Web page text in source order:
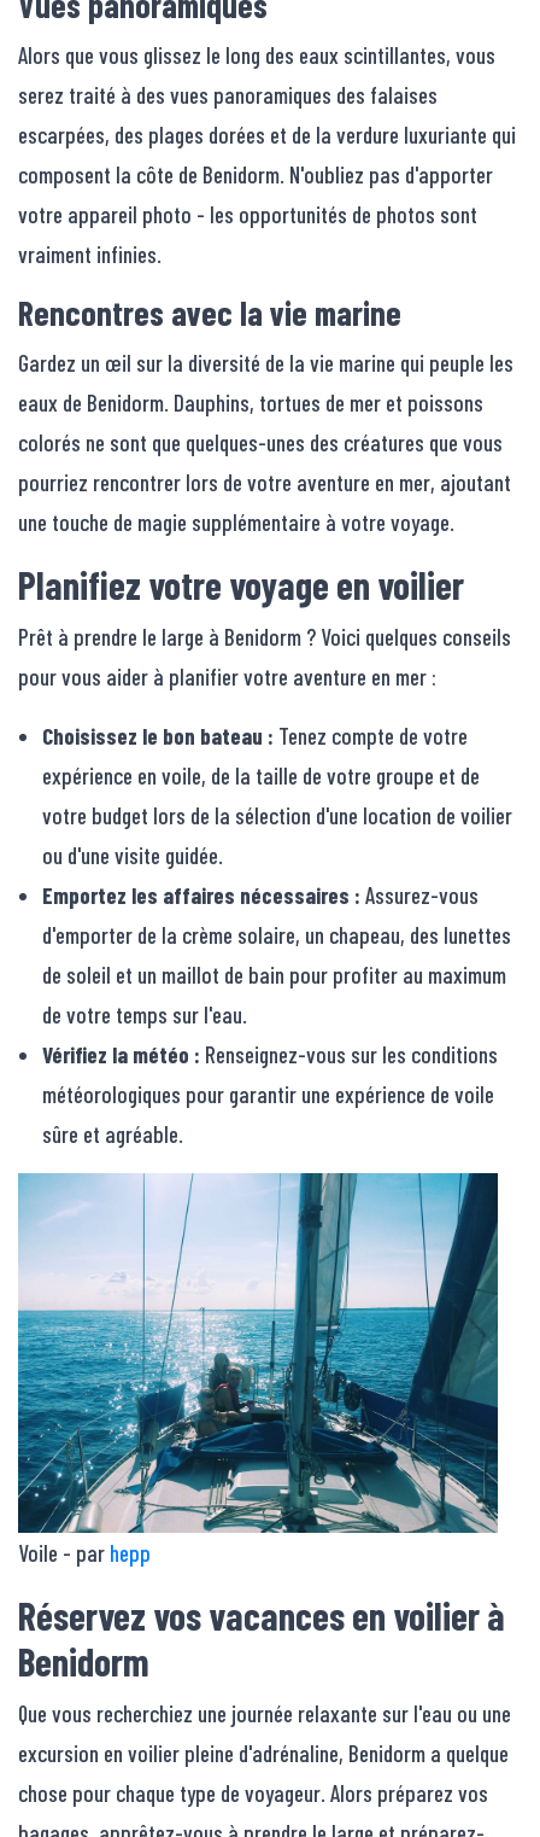
Alors que vous glissez le long des eaux scintillantes, vous
serez traité à des vues panoramiques des falaises
escarpées, des plages dorées et de la verdure luxuriante qui
composent la côte de Benidorm. N'oubliez pas d'apporter
votre appareil photo - les opportunités de photos sont
vraiment infinies.
Rencontres avec la vie marine
Gardez un œil sur la diversité de la vie marine qui peuple les
eaux de Benidorm. Dauphins, tortues de mer et poissons
colorés ne sont que quelques-unes des créatures que vous
pourriez rencontrer lors de votre aventure en mer, ajoutant
une touche de magie supplémentaire à votre voyage.
Planifiez votre voyage en voilier
Prêt à prendre le large à Benidorm ? Voici quelques conseils
pour vous aider à planifier votre aventure en mer :
Choisissez le bon bateau : Tenez compte de votre
expérience en voile, de la taille de votre groupe et de
votre budget lors de la sélection d'une location de voilier
ou d'une visite guidée.
Emportez les affaires nécessaires : Assurez-vous
d'emporter de la crème solaire, un chapeau, des lunettes
de soleil et un maillot de bain pour profiter au maximum
de votre temps sur l'eau.
Vérifiez la météo : Renseignez-vous sur les conditions
météorologiques pour garantir une expérience de voile
sûre et agréable.
Voile - par hepp
Réservez vos vacances en voilier à
Benidorm
Que vous recherchiez une journée relaxante sur l'eau ou une
excursion en voilier pleine d'adrénaline, Benidorm a quelque
chose pour chaque type de voyageur. Alors préparez vos